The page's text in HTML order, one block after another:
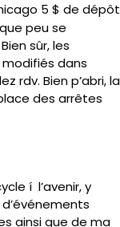
peu se
sûr, les
dans
rdv. Bien p’abri, la
des arrêtes
í l’avenir, y
ainsi que de ma